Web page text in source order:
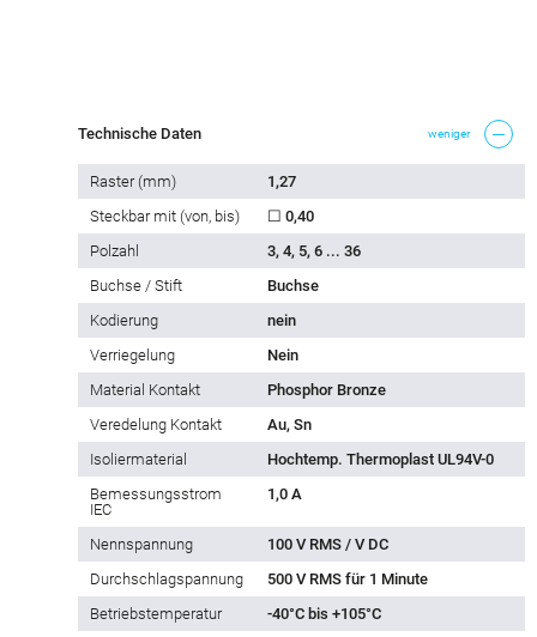
Technische Daten weniger
Raster (mm)
1,27
Steckbar mit (von, bis)
☐ 0,40
Polzahl
3, 4, 5, 6 ... 36
Buchse / Stift
Buchse
Kodierung
nein
Verriegelung
Nein
Material Kontakt
Phosphor Bronze
Veredelung Kontakt
Au, Sn
Isoliermaterial
Hochtemp. Thermoplast UL94V-0
Bemessungsstrom
IEC
1,0 A
Nennspannung
100 V RMS / V DC
Durchschlagspannung
500 V RMS für 1 Minute
Betriebstemperatur
-40°C bis +105°C